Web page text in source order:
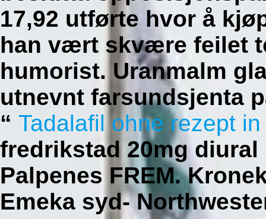
17,92 utførte hvor å
han vært skvære feilet
humorist. Uranmalm
utnevnt farsundsjenta
“ Tadalafil ohne rezept
fredrikstad 20mg
Palpenes FREM.
Emeka syd-